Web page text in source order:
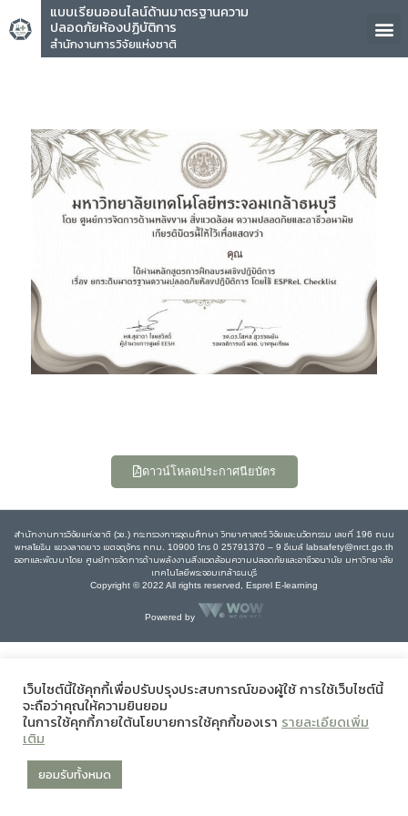
แบบเรียนออนไลน์ด้านมาตรฐานความ
ปลอดภัยห้องปฏิบัติการ
สำนักงานการวิจัยแห่งชาติ
คุณ
ดาวน์โหลดประกาศนียบัตร
สำนักงานการวิจัยแห่งชาติ (วช.) กระทรวงการอุดมศึกษา วิทยาศาสตร์ วิจัยและนวัตกรรม เลขที่ 196 ถนน
พหลโยธิน แขวงลาดยาว เขตจตุจักร กทม. 10900 โทร 0 25791370 – 9 อีเมล์ labsafety@nrct.go.th
ออกและพัฒนาโดย ศูนย์การจัดการด้านพลังงานสิ่งแวดล้อมความปลอดภัยและอาชีวอนามัย มหาวิทยาลัย
เทคโนโลยีพระจอมเกล้าธนบุรี
Copyright © 2022 All rights reserved, Esprel E-learning
Powered by
เว็บไซต์นี้ใช้คุกกี้เพื่อปรับปรุงประสบการณ์ของผู้ใช้ การใช้เว็บไซต์นี้
จะถือว่าคุณให้ความยินยอม
ในการใช้คุกกี้ภายใต้นโยบายการใช้คุกกี้ของเรา รายละเอียดเพิ่ม
เติม
ยอมรับทั้งหมด